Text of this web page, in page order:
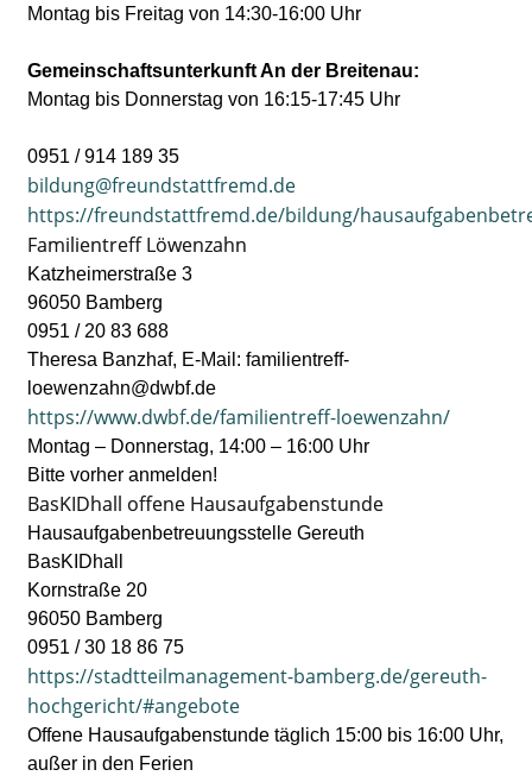
Montag bis Freitag von 14:30-16:00 Uhr
Gemeinschaftsunterkunft An der Breitenau:
Montag bis Donnerstag von 16:15-17:45 Uhr
0951 / 914 189 35
bildung@freundstattfremd.de
https://freundstattfremd.de/bildung/
Familientreff Löwenzahn
Katzheimerstraße 3
96050 Bamberg
0951 / 20 83 688
Theresa Banzhaf, E-Mail: familientreff-
loewenzahn@dwbf.de
https://www.dwbf.de/familientreff-loewenzahn/
Montag – Donnerstag, 14:00 – 16:00 Uhr
Bitte vorher anmelden!
BasKIDhall offene Hausaufgabenstunde
Hausaufgabenbetreuungsstelle Gereuth
BasKIDhall
Kornstraße 20
96050 Bamberg
0951 / 30 18 86 75
https://stadtteilmanagement-bamberg.de/gereuth-
hochgericht/#angebote
Offene Hausaufgabenstunde täglich 15:00 bis 16:00 Uhr,
außer in den Ferien